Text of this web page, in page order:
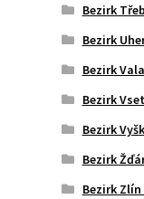
Bezirk
Bezirk
Bezirk
Bezirk
Bezirk
Bezirk
Bezirk